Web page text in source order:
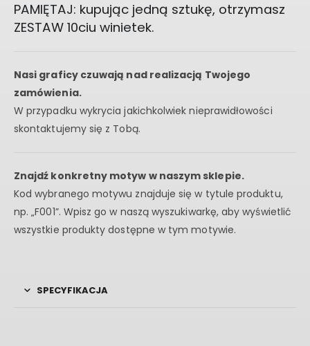
PAMIĘTAJ: kupując jedną sztukę, otrzymasz
ZESTAW 10ciu winietek.
Nasi graficy czuwają nad realizacją Twojego
zamówienia.
W przypadku wykrycia jakichkolwiek nieprawidłowości
skontaktujemy się z Tobą.
Znajdź konkretny motyw w naszym sklepie.
Kod wybranego motywu znajduje się w tytule produktu,
np. „F001”. Wpisz go w naszą wyszukiwarkę, aby wyświetlić
wszystkie produkty dostępne w tym motywie.
SPECYFIKACJA